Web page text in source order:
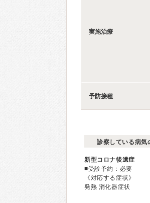
実施治療
予防接種
診察している病気
新型コロナ後遺症
■受診予約：必要
《対応する症状》
発熱 消化器症状